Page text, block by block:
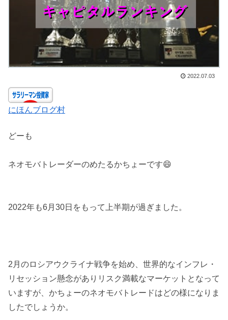
2022.07.03
にほんブログ村
どーも
ネオモバトレーダーのめたるかちょーです😄
2022年も6月30日をもって上半期が過ぎました。
2月のロシアウクライナ戦争を始め、世界的なインフレ・
リセッション懸念がありリスク満載なマーケットとなって
いますが、かちょーのネオモバトレードはどの様になりま
したでしょうか。